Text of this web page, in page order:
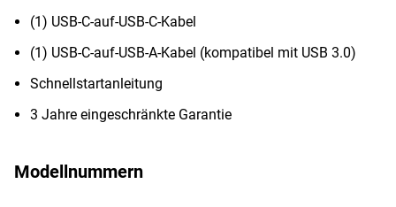
(1) USB-C-auf-USB-C-Kabel
(1) USB-C-auf-USB-A-Kabel (kompatibel mit USB 3.0)
Schnellstartanleitung
3 Jahre eingeschränkte Garantie
Modellnummern